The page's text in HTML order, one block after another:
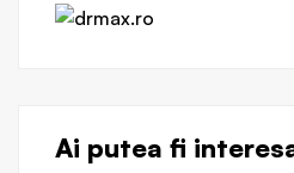
Ai putea fi